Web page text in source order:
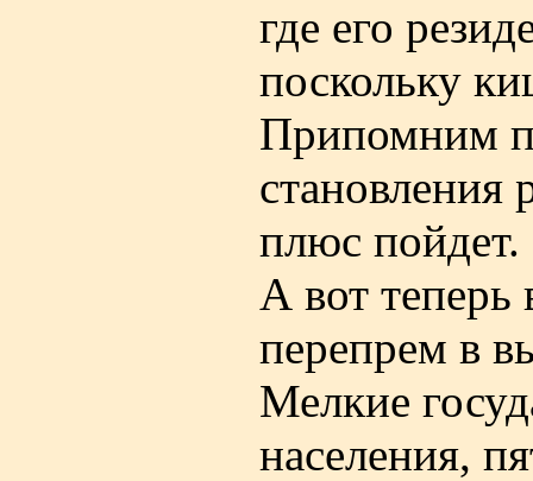
где его
поскольку
Припомним
становления
плюс пойдет.
А вот
перепрем в
Мелкие
населения,